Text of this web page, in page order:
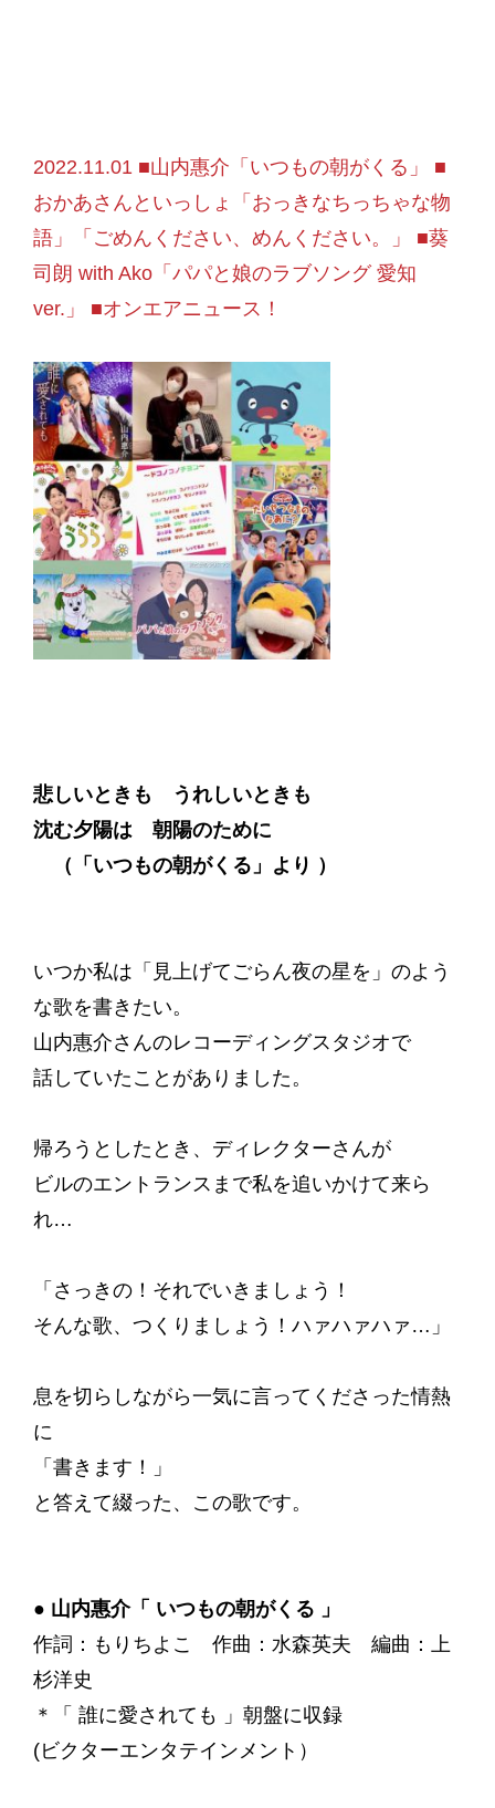
2022.11.01 ■山内惠介「いつもの朝がくる」 ■
おかあさんといっしょ「おっきなちっちゃな物
語」「ごめんください、めんください。」 ■葵
司朗 with Ako「パパと娘のラブソング 愛知
ver.」 ■オンエアニュース！
悲しいときも うれしいときも
沈む夕陽は 朝陽のために
（「いつもの朝がくる」より ）
いつか私は「見上げてごらん夜の星を」のよう
な歌を書きたい。
山内惠介さんのレコーディングスタジオで
話していたことがありました。
帰ろうとしたとき、ディレクターさんが
ビルのエントランスまで私を追いかけて来ら
れ…
「さっきの！それでいきましょう！
そんな歌、つくりましょう！ハァハァハァ…」
息を切らしながら一気に言ってくださった情熱
に
「書きます！」
と答えて綴った、この歌です。
● 山内惠介「 いつもの朝がくる 」
作詞：もりちよこ 作曲：水森英夫 編曲：上
杉洋史
＊「 誰に愛されても 」朝盤に収録
(ビクターエンタテインメント）